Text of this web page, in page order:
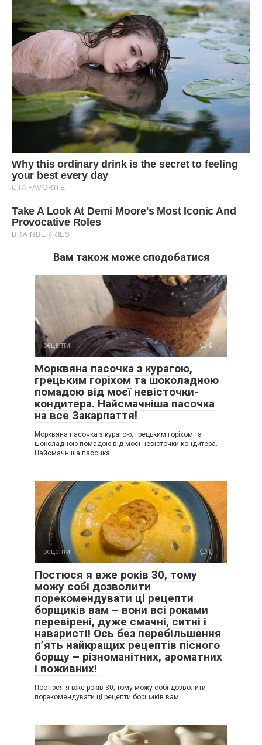
Вам також може сподобатися
рецепти 0
Морквяна пасочка з курагою,
грецьким горіхом та шоколадною
помадою від моєї невісточки-
кондитера. Найсмачніша пасочка
на все Закарпаття!
Морквяна пасочка з курагою, грецьким горіхом та
шоколадною помадою від моєї невісточки-кондитера.
Найсмачніша пасочка
рецепти 0
Постюся я вже років 30, тому
можу собі дозволити
порекомендувати ці рецепти
борщиків вам – вони всі роками
перевірені, дуже смачні, ситні і
наваристі! Ось без перебільшення
п’ять найкращих рецептів пісного
борщу – різноманітних, ароматних
і поживних!
Постюся я вже років 30, тому можу собі дозволити
порекомендувати ці рецепти борщиків вам